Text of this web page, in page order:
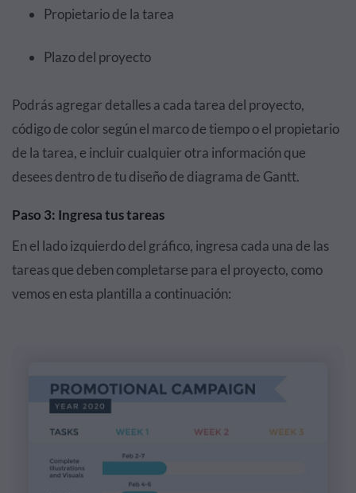
Propietario de la tarea
Plazo del proyecto
Podrás agregar detalles a cada tarea del proyecto,
código de color según el marco de tiempo o el propietario
de la tarea, e incluir cualquier otra información que
desees dentro de tu diseño de diagrama de Gantt.
Paso 3: Ingresa tus tareas
En el lado izquierdo del gráfico, ingresa cada una de las
tareas que deben completarse para el proyecto, como
vemos en esta plantilla a continuación: